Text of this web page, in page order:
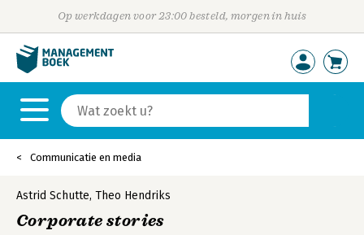
Op werkdagen voor 23:00 besteld, morgen in huis
Communicatie en media
Astrid Schutte, Theo Hendriks
Corporate stories